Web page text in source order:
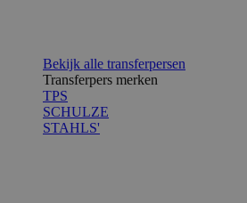
Bekijk alle transferpersen
Transferpers merken
TPS
SCHULZE
STAHLS'